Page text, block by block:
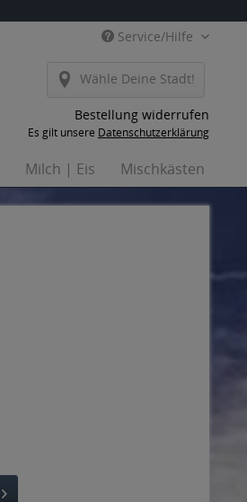
Service/Hilfe
Wähle Deine Stadt!
Bestellung widerrufen
Es gilt unsere Datenschutzerklärung
Milch | Eis Mischkästen